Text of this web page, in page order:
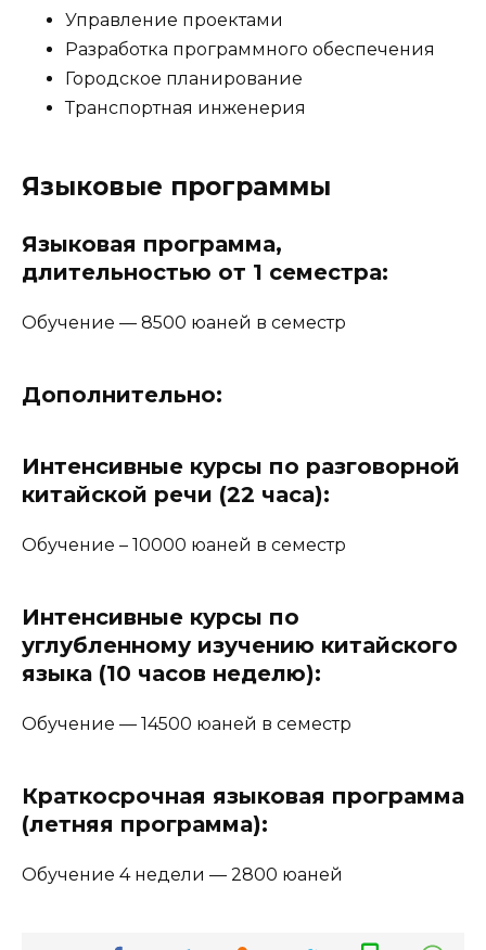
Управление проектами
Разработка программного обеспечения
Городское планирование
Транспортная инженерия
Языковые программы
Языковая программа,
длительностью от 1 семестра:
Обучение — 8500 юаней в семестр
Дополнительно:
Интенсивные курсы по разговорной
китайской речи (22 часа):
Обучение – 10000 юаней в семестр
Интенсивные курсы по
углубленному изучению китайского
языка (10 часов неделю):
Обучение — 14500 юаней в семестр
Краткосрочная языковая программа
(летняя программа):
Обучение 4 недели — 2800 юаней